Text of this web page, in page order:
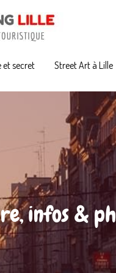
et secret Street Art à Lille
et secret Street Art à Lille
infos &